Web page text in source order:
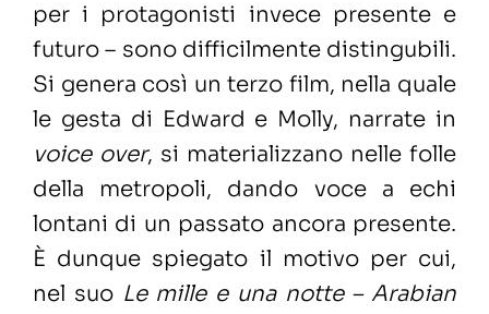
per i protagonisti invece presente e
futuro – sono difficilmente distingubili.
Si genera così un terzo film, nella quale
le gesta di Edward e Molly, narrate in
voice over, si materializzano nelle folle
della metropoli, dando voce a echi
lontani di un passato ancora presente.
È dunque spiegato il motivo per cui,
nel suo Le mille e una notte – Arabian